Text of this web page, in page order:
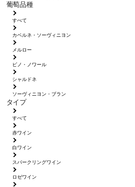
葡萄品種
すべて
カベルネ・ソーヴィニヨン
メルロー
ピノ・ノワール
シャルドネ
ソーヴィニヨン・ブラン
タイプ
すべて
赤ワイン
白ワイン
スパークリングワイン
ロゼワイン